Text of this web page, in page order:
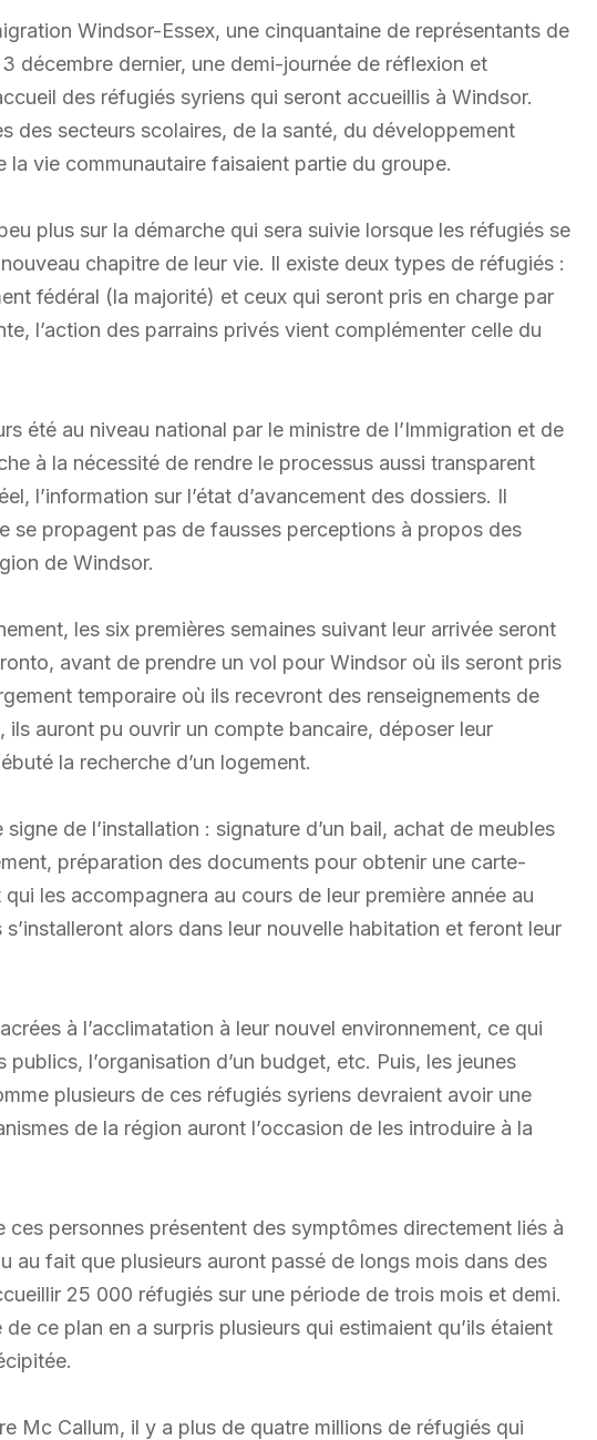
Windsor-Essex, une cinquantaine de représentants de
décembre dernier, une demi-journée de réflexion et
des réfugiés syriens qui seront accueillis à Windsor.
des secteurs scolaires, de la santé, du développement
vie communautaire faisaient partie du groupe.
plus sur la démarche qui sera suivie lorsque les réfugiés se
chapitre de leur vie. Il existe deux types de réfugiés :
fédéral (la majorité) et ceux qui seront pris en charge par
l’action des parrains privés vient complémenter celle du
été au niveau national par le ministre de l’Immigration et de
à la nécessité de rendre le processus aussi transparent
l’information sur l’état d’avancement des dossiers. Il
se propagent pas de fausses perceptions à propos des
de Windsor.
les six premières semaines suivant leur arrivée seront
avant de prendre un vol pour Windsor où ils seront pris
temporaire où ils recevront des renseignements de
ils auront pu ouvrir un compte bancaire, déposer leur
la recherche d’un logement.
de l’installation : signature d’un bail, achat de meubles
préparation des documents pour obtenir une carte-
les accompagnera au cours de leur première année au
alors dans leur nouvelle habitation et feront leur
à l’acclimatation à leur nouvel environnement, ce qui
l’organisation d’un budget, etc. Puis, les jeunes
plusieurs de ces réfugiés syriens devraient avoir une
de la région auront l’occasion de les introduire à la
ces personnes présentent des symptômes directement liés à
au fait que plusieurs auront passé de longs mois dans des
25 000 réfugiés sur une période de trois mois et demi.
ce plan en a surpris plusieurs qui estimaient qu’ils étaient
Mc Callum, il y a plus de quatre millions de réfugiés qui